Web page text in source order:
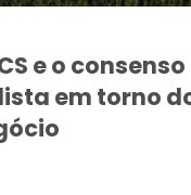
e o consenso
em torno